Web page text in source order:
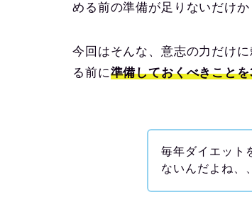
める前の準備が足りないだけか
今回はそんな、意志の力だけ
る前に準備しておくべきこと
毎年ダイエット
ないんだよね、